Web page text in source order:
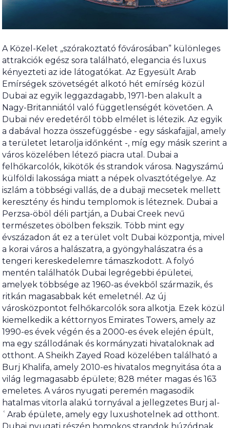
A Közel-Kelet „szórakoztató fővárosában” különleges
attrakciók egész sora található, elegancia és luxus
kényezteti az ide látogatókat. Az Egyesült Arab
Emírségek szövetségét alkotó hét emírség közül
Dubai az egyik leggazdagabb, 1971-ben alakult a
Nagy-Britanniától való függetlenségét követően. A
Dubai név eredetéről több elmélet is létezik. Az egyik
a dabával hozza összefüggésbe - egy sáskafajjal, amely
a területet letarolja időnként -, míg egy másik szerint a
város közelében létező piacra utal. Dubai a
felhőkarcolók, kikötők és strandok városa. Nagyszámú
külföldi lakossága miatt a népek olvasztótégelye. Az
iszlám a többségi vallás, de a dubaji mecsetek mellett
keresztény és hindu templomok is léteznek. Dubai a
Perzsa-öböl déli partján, a Dubai Creek nevű
természetes öbölben fekszik. Több mint egy
évszázadon át ez a terület volt Dubai központja, mivel
a korai város a halászatra, a gyöngyhalászatra és a
tengeri kereskedelemre támaszkodott. A folyó
mentén találhatók Dubai legrégebbi épületei,
amelyek többsége az 1960-as évekből származik, és
ritkán magasabbak két emeletnél. Az új
városközpontot felhőkarcolók sora alkotja. Ezek közül
kiemelkedik a kéttornyos Emirates Towers, amely az
1990-es évek végén és a 2000-es évek elején épült,
ma egy szállodának és kormányzati hivataloknak ad
otthont. A Sheikh Zayed Road közelében található a
Burj Khalifa, amely 2010-es hivatalos megnyitása óta a
világ legmagasabb épülete; 828 méter magas és 163
emeletes. A város nyugati peremén magasodik
hatalmas vitorla alakú tornyával a jellegzetes Burj al-
ʿArab épülete, amely egy luxushotelnek ad otthont.